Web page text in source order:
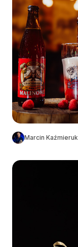
Marcin Kaźmieruk